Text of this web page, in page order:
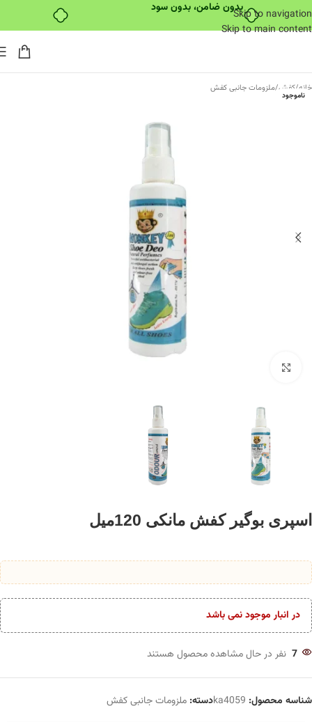
بدون ضامن، بدون سودSkip to navigation
Skip to main content
خانه/کفش/ملزومات جانبی کفش
ناموجود
اسپری بوگیر کفش مانکی 120میل
در انبار موجود نمی باشد
7 نفر در حال مشاهده محصول هستند
شناسه محصول: ka4059دسته: ملزومات جانبی کفش